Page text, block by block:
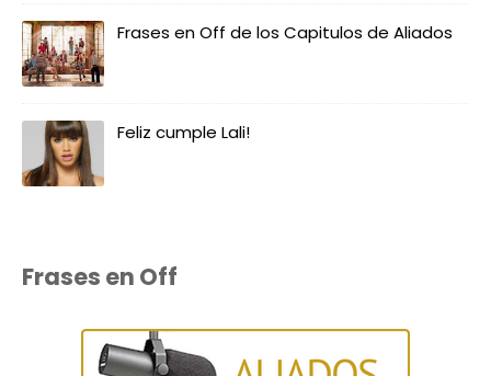
Frases en Off de los Capitulos de Aliados
Feliz cumple Lali!
Frases en Off